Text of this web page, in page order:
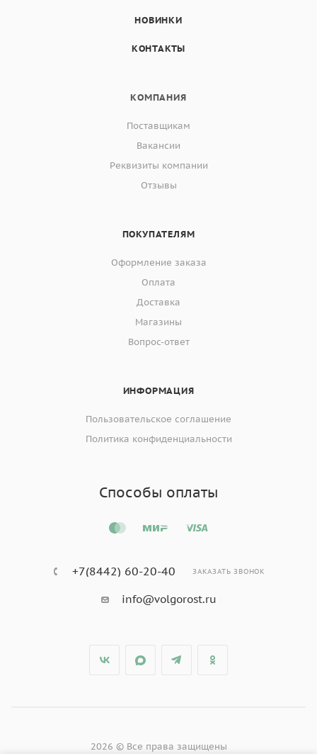
НОВИНКИ
КОНТАКТЫ
КОМПАНИЯ
Поставщикам
Вакансии
Реквизиты компании
Отзывы
ПОКУПАТЕЛЯМ
Оформление заказа
Оплата
Доставка
Магазины
Вопрос-ответ
ИНФОРМАЦИЯ
Пользовательское соглашение
Политика конфиденциальности
Способы оплаты
+7(8442) 60-20-40 ЗАКАЗАТЬ ЗВОНОК
info@volgorost.ru
2026 © Все права защищены